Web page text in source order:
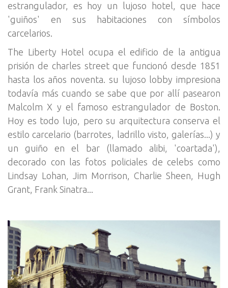
estrangulador, es hoy un lujoso hotel, que hace
'guiños' en sus habitaciones con símbolos
carcelarios.
The Liberty Hotel ocupa el edificio de la antigua
prisión de charles street que funcionó desde 1851
hasta los años noventa. su lujoso lobby impresiona
todavía más cuando se sabe que por allí pasearon
Malcolm X y el famoso estrangulador de Boston.
Hoy es todo lujo, pero su arquitectura conserva el
estilo carcelario (barrotes, ladrillo visto, galerías...) y
un guiño en el bar (llamado alibi, 'coartada'),
decorado con las fotos policiales de celebs como
Lindsay Lohan, Jim Morrison, Charlie Sheen, Hugh
Grant, Frank Sinatra...